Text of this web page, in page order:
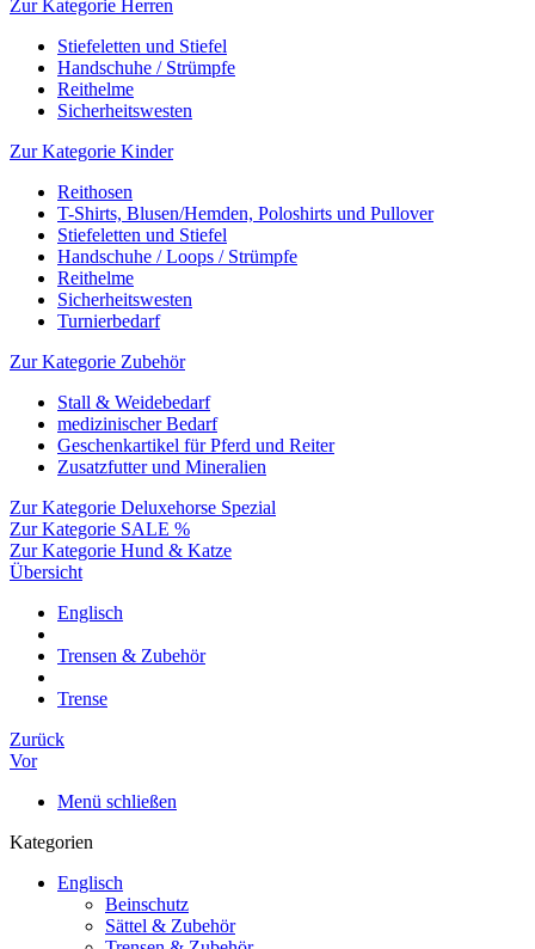
Zur Kategorie Herren
Stiefeletten und Stiefel
Handschuhe / Strümpfe
Reithelme
Sicherheitswesten
Zur Kategorie Kinder
Reithosen
T-Shirts, Blusen/Hemden, Poloshirts und Pullover
Stiefeletten und Stiefel
Handschuhe / Loops / Strümpfe
Reithelme
Sicherheitswesten
Turnierbedarf
Zur Kategorie Zubehör
Stall & Weidebedarf
medizinischer Bedarf
Geschenkartikel für Pferd und Reiter
Zusatzfutter und Mineralien
Zur Kategorie Deluxehorse Spezial
Zur Kategorie SALE %
Zur Kategorie Hund & Katze
Übersicht
Englisch
Trensen & Zubehör
Trense
Zurück
Vor
Menü schließen
Kategorien
Englisch
Beinschutz
Sättel & Zubehör